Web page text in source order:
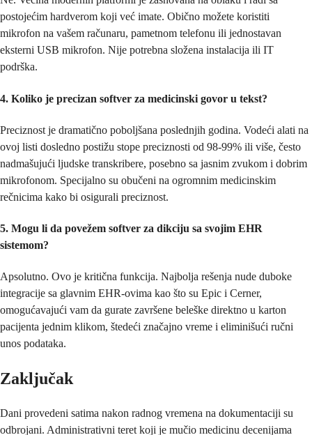
postojećim hardverom koji već imate. Obično možete koristiti
mikrofon na vašem računaru, pametnom telefonu ili jednostavan
eksterni USB mikrofon. Nije potrebna složena instalacija ili IT
podrška.
4. Koliko je precizan softver za medicinski govor u tekst?
Preciznost je dramatično poboljšana poslednjih godina. Vodeći alati na
ovoj listi dosledno postižu stope preciznosti od 98-99% ili više, često
nadmašujući ljudske transkribere, posebno sa jasnim zvukom i dobrim
mikrofonom. Specijalno su obučeni na ogromnim medicinskim
rečnicima kako bi osigurali preciznost.
5. Mogu li da povežem softver za dikciju sa svojim EHR
sistemom?
Apsolutno. Ovo je kritična funkcija. Najbolja rešenja nude duboke
integracije sa glavnim EHR-ovima kao što su Epic i Cerner,
omogućavajući vam da gurate završene beleške direktno u karton
pacijenta jednim klikom, štedeći značajno vreme i eliminišući ručni
unos podataka.
Zaključak
Dani provedeni satima nakon radnog vremena na dokumentaciji su
odbrojani. Administrativni teret koji je mučio medicinu decenijama